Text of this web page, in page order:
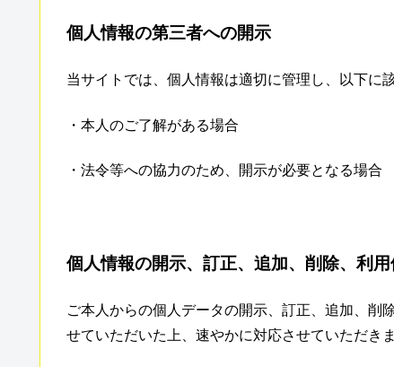
個人情報の第三者への開示
当サイトでは、個人情報は適切に管理し、以下に
・本人のご了解がある場合
・法令等への協力のため、開示が必要となる場合
個人情報の開示、訂正、追加、削除、利用
ご本人からの個人データの開示、訂正、追加、削
せていただいた上、速やかに対応させていただきま